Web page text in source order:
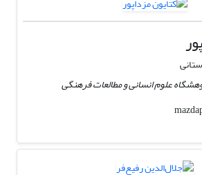
علوم انسانی و مطالعات فرهنگی